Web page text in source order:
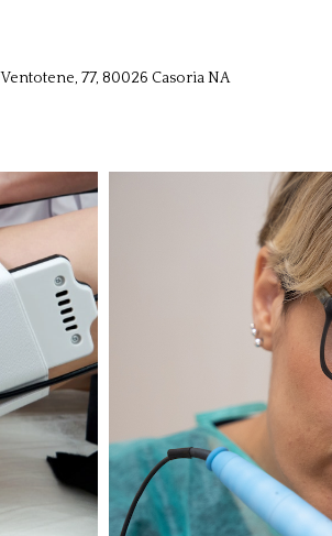
77, 80026 Casoria NA